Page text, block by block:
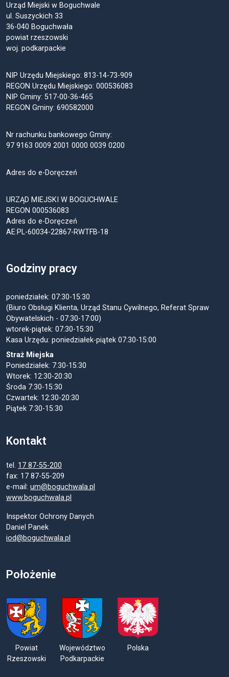
Urząd Miejski w Boguchwale
ul. Suszyckich 33
36-040 Boguchwała
powiat rzeszowski
woj. podkarpackie
NIP Urzędu Miejskiego: 813-14-73-909
REGON Urzędu Miejskiego: 000536083
NIP Gminy: 517-00-36-465
REGON Gminy: 690582000
Nr rachunku bankowego Gminy:
97 9163 0009 2001 0000 0039 0200
Adres do e-Doręczeń
URZĄD MIEJSKI W BOGUCHWALE
REGON 000536083
Adres do e-Doręczeń
AE:PL-60034-22867-RWTFB-18
Godziny pracy
poniedziałek: 07:30-15:30
(Biuro Obsługi Klienta, Urząd Stanu Cywilnego, Referat Spraw
Obywatelskich - 07:30-17:00)
wtorek-piątek: 07:30-15:30
Kasa Urzędu: poniedziałek-piątek 07:30-15:00
Straż Miejska
Poniedziałek: 7:30-15:30
Wtorek: 12:30-20:30
Środa 7:30-15:30
Czwartek: 12:30-20:30
Piątek 7:30-15:30
Kontakt
tel. 17 87-55-200
fax: 17 87-55-209
e-mail: um@boguchwala.pl
www.boguchwala.pl
Inspektor Ochrony Danych
Daniel Panek
iod@boguchwala.pl
Położenie
Powiat
Rzeszowski
Województwo
Podkarpackie
Polska